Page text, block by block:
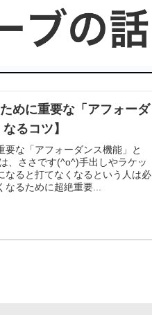
めに重要な「アフォーダ
るコツ】
要な「アフォーダンス機能」と
、ささです(^o^)手出しやラケッ
なると打てなくなるという人は必
なるために超絶重要...